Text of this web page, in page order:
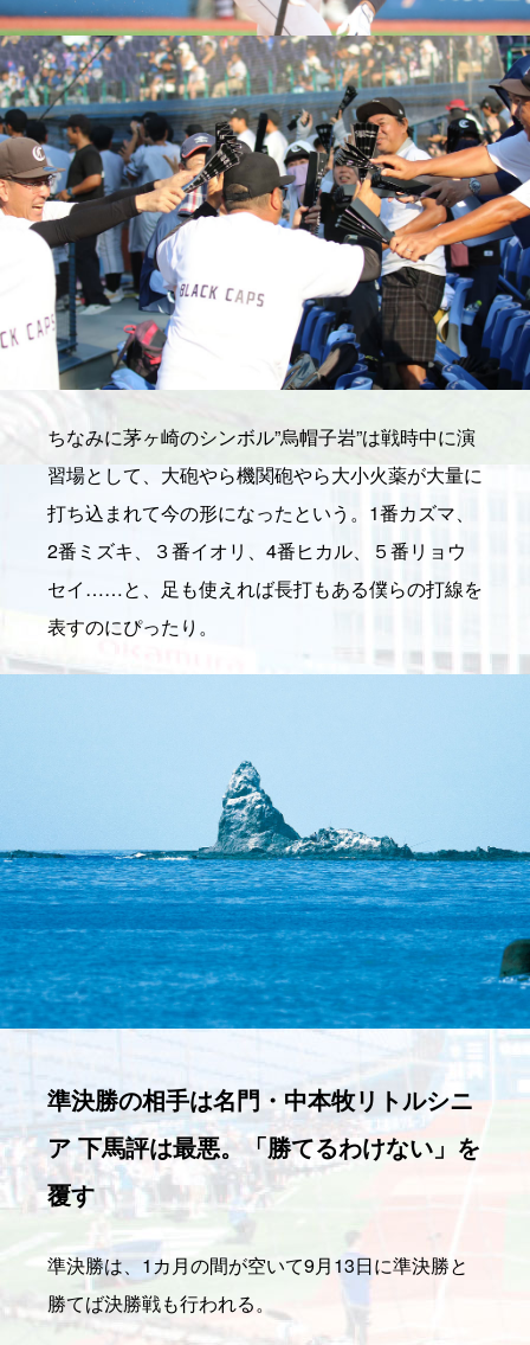
ちなみに茅ヶ崎のシンボル”烏帽子岩”は戦時中に演
習場として、大砲やら機関砲やら大小火薬が大量に
打ち込まれて今の形になったという。1番カズマ、
2番ミズキ、３番イオリ、4番ヒカル、５番リョウ
セイ……と、足も使えれば長打もある僕らの打線を
表すのにぴったり。
準決勝の相手は名門・中本牧リトルシニ
ア 下馬評は最悪。「勝てるわけない」を
覆す
準決勝は、1カ月の間が空いて9月13日に準決勝と
勝てば決勝戦も行われる。